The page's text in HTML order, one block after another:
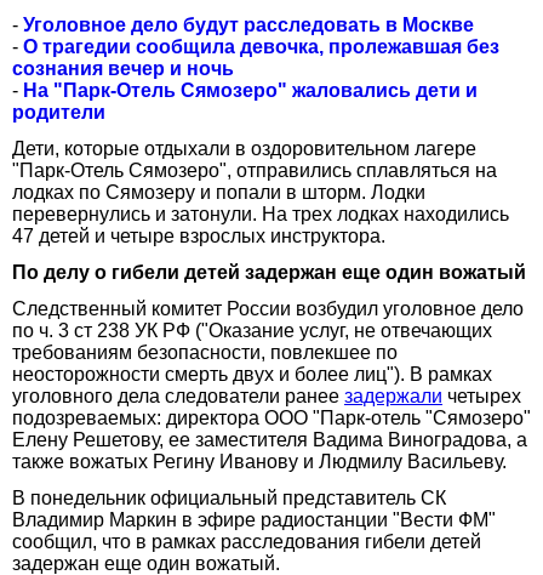
- Уголовное дело будут расследовать в Москве
- О трагедии сообщила девочка, пролежавшая без
сознания вечер и ночь
- На "Парк-Отель Сямозеро" жаловались дети и
родители
Дети, которые отдыхали в оздоровительном лагере
"Парк-Отель Сямозеро", отправились сплавляться на
лодках по Сямозеру и попали в шторм. Лодки
перевернулись и затонули. На трех лодках находились
47 детей и четыре взрослых инструктора.
По делу о гибели детей задержан еще один вожатый
Следственный комитет России возбудил уголовное дело
по ч. 3 ст 238 УК РФ ("Оказание услуг, не отвечающих
требованиям безопасности, повлекшее по
неосторожности смерть двух и более лиц"). В рамках
уголовного дела следователи ранее задержали четырех
подозреваемых: директора ООО "Парк-отель "Сямозеро"
Елену Решетову, ее заместителя Вадима Виноградова, а
также вожатых Регину Иванову и Людмилу Васильеву.
В понедельник официальный представитель СК
Владимир Маркин в эфире радиостанции "Вести ФМ"
сообщил, что в рамках расследования гибели детей
задержан еще один вожатый.